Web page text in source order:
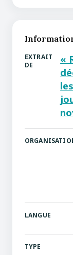
EXTRAIT
DE
«
LANGUE
TYPE